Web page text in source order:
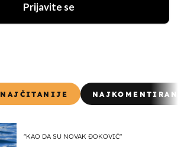
Prijavite se
NAJČITANIJE
"KAO DA SU NOVAK ĐOKOVIĆ"